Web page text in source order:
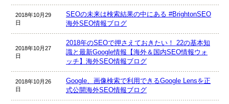
2018年10月29
日
SEOの未来は検索結果の中にある #BrightonSEO
海外SEO情報ブログ
2018年10月27
日
2018年のSEOで押さえておきたい！ 22の基本知
識と最新Google情報【海外＆国内SEO情報ウォ
ッチ】海外SEO情報ブログ
2018年10月26
日
Google、画像検索で利用できるGoogle Lensを正
式公開海外SEO情報ブログ